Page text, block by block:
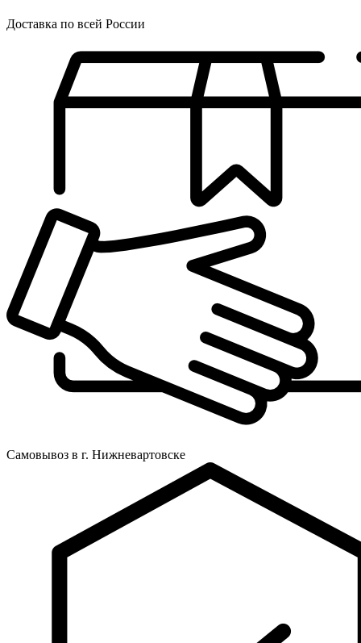
Доставка по всей России
Самовывоз в г. Нижневартовске